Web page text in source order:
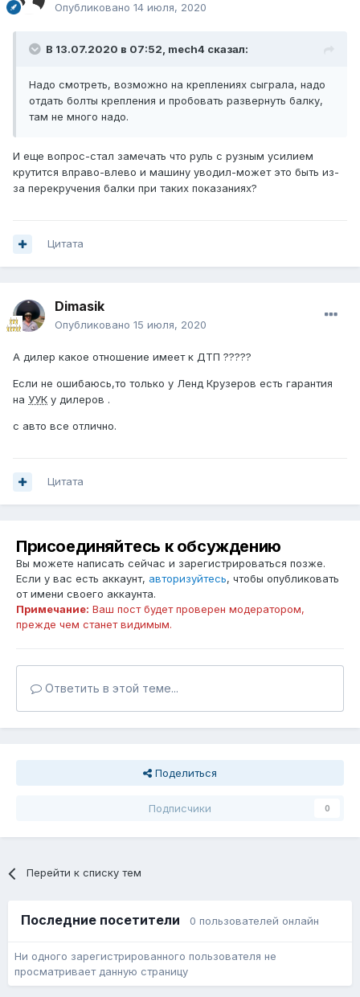
Опубликовано 14 июля, 2020
В 13.07.2020 в 07:52, mech4 сказал:
Надо смотреть, возможно на креплениях сыграла, надо
отдать болты крепления и пробовать развернуть балку,
там не много надо.
И еще вопрос-стал замечать что руль с рузным усилием
крутится вправо-влево и машину уводил-может это быть из-
за перекручения балки при таких показаниях?
Цитата
Dimasik
Опубликовано 15 июля, 2020
А дилер какое отношение имеет к ДТП ?????
Если не ошибаюсь,то только у Ленд Крузеров есть гарантия
на УУК у дилеров .
с авто все отлично.
Цитата
Присоединяйтесь к обсуждению
Вы можете написать сейчас и зарегистрироваться позже.
Если у вас есть аккаунт, авторизуйтесь, чтобы опубликовать
от имени своего аккаунта.
Примечание: Ваш пост будет проверен модератором,
прежде чем станет видимым.
Ответить в этой теме...
Поделиться
Подписчики 0
Перейти к списку тем
Последние посетители 0 пользователей онлайн
Ни одного зарегистрированного пользователя не
просматривает данную страницу